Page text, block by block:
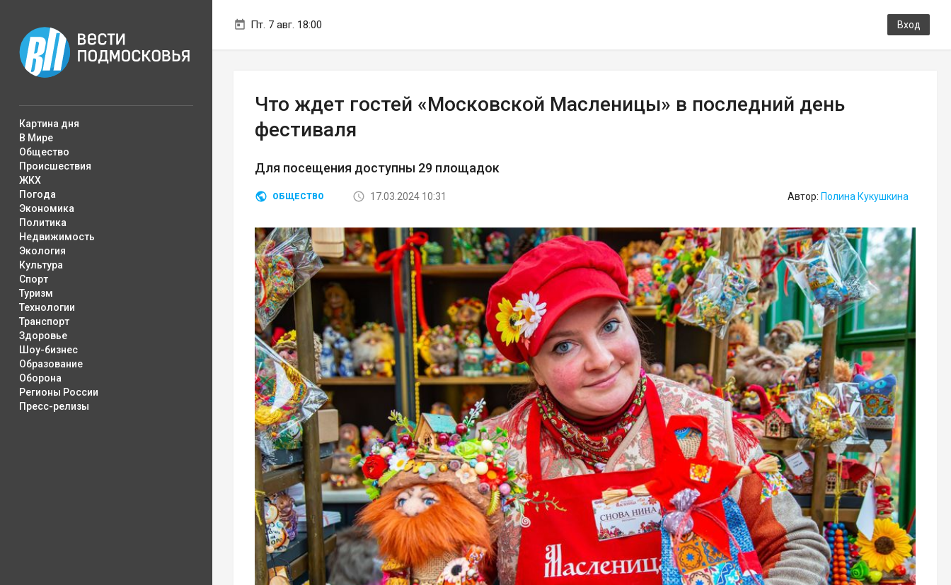
Пт. 7 авг. 18:00 Вход
Картина дня
В Мире
Общество
Происшествия
ЖКХ
Погода
Экономика
Политика
Недвижимость
Экология
Культура
Спорт
Туризм
Технологии
Транспорт
Здоровье
Шоу-бизнес
Образование
Оборона
Регионы России
Пресс-релизы
Что ждет гостей «Московской Масленицы» в последний день
фестиваля
Для посещения доступны 29 площадок
ОБЩЕСТВО 17.03.2024 10:31 Автор: Полина Кукушкина